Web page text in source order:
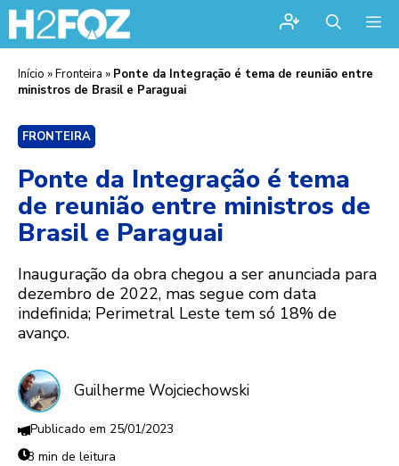
Início »Fronteira » Ponte da Integração é tema de reunião entre
ministros de Brasil e Paraguai
FRONTEIRA
Ponte da Integração é tema
de reunião entre ministros de
Brasil e Paraguai
Inauguração da obra chegou a ser anunciada para
dezembro de 2022, mas segue com data
indefinida; Perimetral Leste tem só 18% de
avanço.
Guilherme Wojciechowski
25/01/2023
3 min de leitura